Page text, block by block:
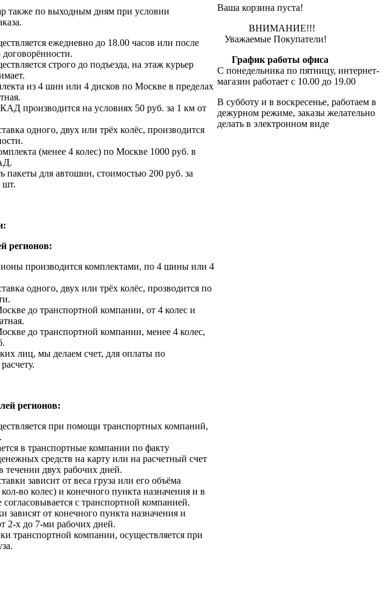
также по выходным дням при условии
ежедневно до 18.00 часов или после
договорённости.
строго до подъезда, на этаж курьер
из 4 шин или 4 дисков по Москве в пределах
производится на условиях 50 руб. за 1 км от
одного, двух или трёх колёс, производится
(менее 4 колес) по Москве 1000 руб. в
пакеты для автошин, стоимостью 200 руб. за
шт.
регионов:
производится комплектами, по 4 шины или 4
одного, двух или трёх колёс, прозводится по
до транспортной компании, от 4 колес и
до транспортной компании, менее 4 колес,
лиц, мы делаем счет, для оплаты по
регионов:
при помощи транспортных компаний,
в транспортные компании по факту
средств на карту или на расчетный счет
течении двух рабочих дней.
зависит от веса груза или его объёма
во колес) и конечного пункта назначения и в
с транспортной компанией.
зависят от конечного пункта назначения и
2-х до 7-ми рабочих дней.
транспортной компании, осуществляется при
Ваша корзина пуста!
ВНИМАНИЕ!!!
Уважаемые Покупатели!
График работы офиса
С понедельника по пятницу, интернет-
магазин работает с 10.00 до 19.00
В субботу и в воскресенье, работаем в
дежурном режиме, заказы желательно
делать в электронном виде